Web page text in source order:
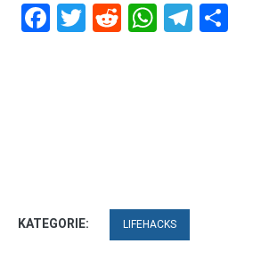
Facebook
Twitter
RedditWhatsApp
KATEGORIE: LIFEHACKS